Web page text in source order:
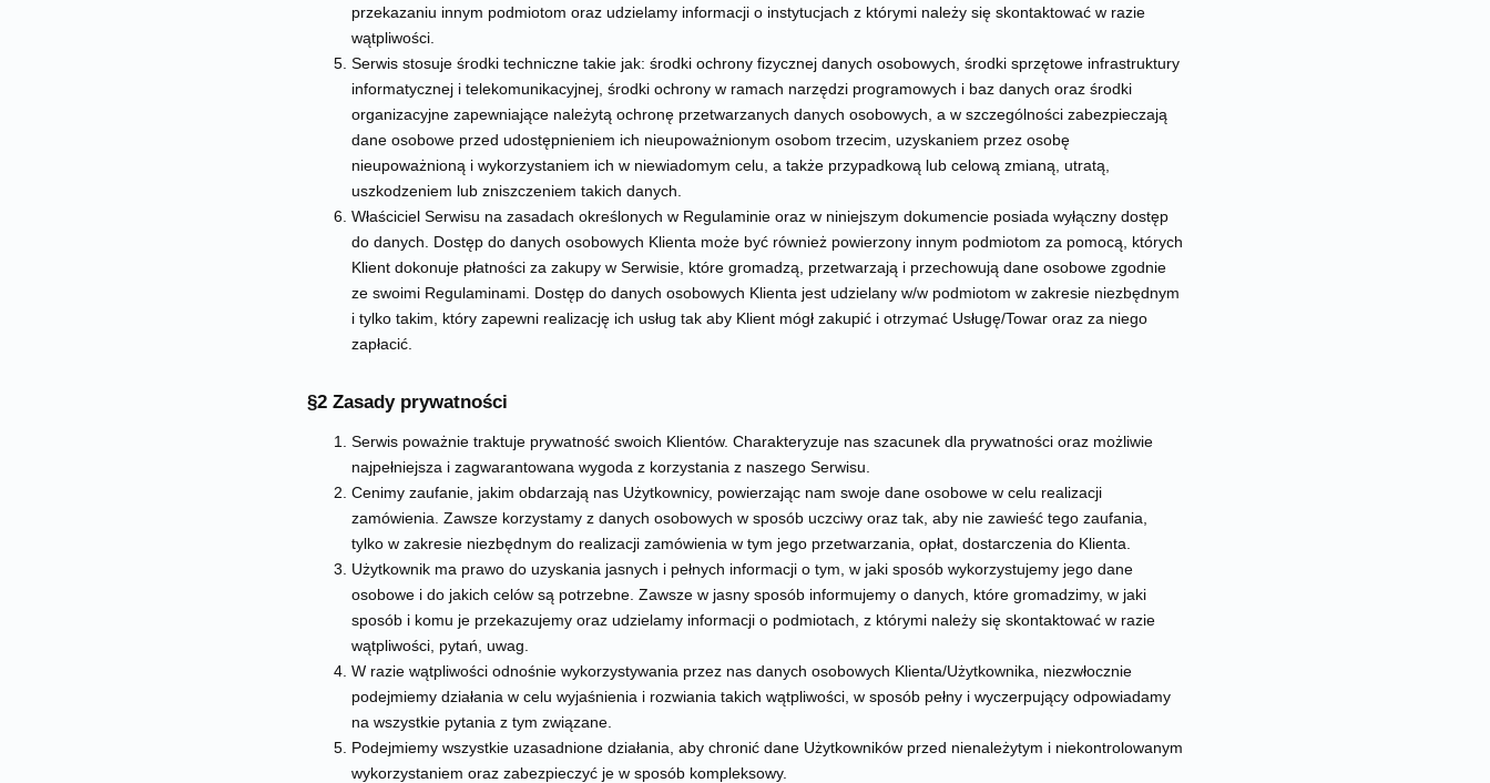
przekazaniu innym podmiotom oraz udzielamy informacji o instytucjach z którymi należy się skontaktować w razie
wątpliwości.
Serwis stosuje środki techniczne takie jak: środki ochrony fizycznej danych osobowych, środki sprzętowe infrastruktury
informatycznej i telekomunikacyjnej, środki ochrony w ramach narzędzi programowych i baz danych oraz środki
organizacyjne zapewniające należytą ochronę przetwarzanych danych osobowych, a w szczególności zabezpieczają
dane osobowe przed udostępnieniem ich nieupoważnionym osobom trzecim, uzyskaniem przez osobę
nieupoważnioną i wykorzystaniem ich w niewiadomym celu, a także przypadkową lub celową zmianą, utratą,
uszkodzeniem lub zniszczeniem takich danych.
Właściciel Serwisu na zasadach określonych w Regulaminie oraz w niniejszym dokumencie posiada wyłączny dostęp
do danych. Dostęp do danych osobowych Klienta może być również powierzony innym podmiotom za pomocą, których
Klient dokonuje płatności za zakupy w Serwisie, które gromadzą, przetwarzają i przechowują dane osobowe zgodnie
ze swoimi Regulaminami. Dostęp do danych osobowych Klienta jest udzielany w/w podmiotom w zakresie niezbędnym
i tylko takim, który zapewni realizację ich usług tak aby Klient mógł zakupić i otrzymać Usługę/Towar oraz za niego
zapłacić.
§2 Zasady prywatności
Serwis poważnie traktuje prywatność swoich Klientów. Charakteryzuje nas szacunek dla prywatności oraz możliwie
najpełniejsza i zagwarantowana wygoda z korzystania z naszego Serwisu.
Cenimy zaufanie, jakim obdarzają nas Użytkownicy, powierzając nam swoje dane osobowe w celu realizacji
zamówienia. Zawsze korzystamy z danych osobowych w sposób uczciwy oraz tak, aby nie zawieść tego zaufania,
tylko w zakresie niezbędnym do realizacji zamówienia w tym jego przetwarzania, opłat, dostarczenia do Klienta.
Użytkownik ma prawo do uzyskania jasnych i pełnych informacji o tym, w jaki sposób wykorzystujemy jego dane
osobowe i do jakich celów są potrzebne. Zawsze w jasny sposób informujemy o danych, które gromadzimy, w jaki
sposób i komu je przekazujemy oraz udzielamy informacji o podmiotach, z którymi należy się skontaktować w razie
wątpliwości, pytań, uwag.
W razie wątpliwości odnośnie wykorzystywania przez nas danych osobowych Klienta/Użytkownika, niezwłocznie
podejmiemy działania w celu wyjaśnienia i rozwiania takich wątpliwości, w sposób pełny i wyczerpujący odpowiadamy
na wszystkie pytania z tym związane.
Podejmiemy wszystkie uzasadnione działania, aby chronić dane Użytkowników przed nienależytym i niekontrolowanym
wykorzystaniem oraz zabezpieczyć je w sposób kompleksowy.